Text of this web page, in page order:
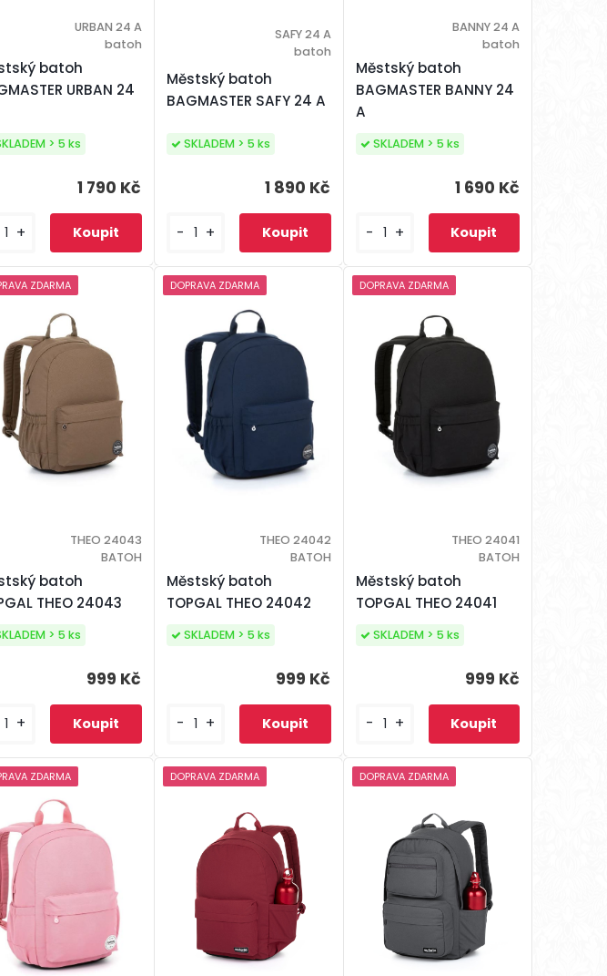
batoh
URBAN 24
URBAN 24 A
batoh
1 790 Kč
> 5 ks
+
Městský batoh
BAGMASTER SAFY 24 A
SAFY 24 A
batoh
1 890 Kč
SKLADEM > 5 ks
- +
Městský batoh
BAGMASTER BANNY 24
A
BANNY 24 A
batoh
1 690 Kč
SKLADEM > 5 ks
- +
batoh
THEO 24043
THEO 24043
BATOH
999 Kč
> 5 ks
+
ZDARMA
Městský batoh
TOPGAL THEO 24042
THEO 24042
BATOH
999 Kč
SKLADEM > 5 ks
- +
DOPRAVA ZDARMA
Městský batoh
TOPGAL THEO 24041
THEO 24041
BATOH
999 Kč
SKLADEM > 5 ks
- +
DOPRAVA ZDARMA
ZDARMA DOPRAVA ZDARMA DOPRAVA ZDARMA